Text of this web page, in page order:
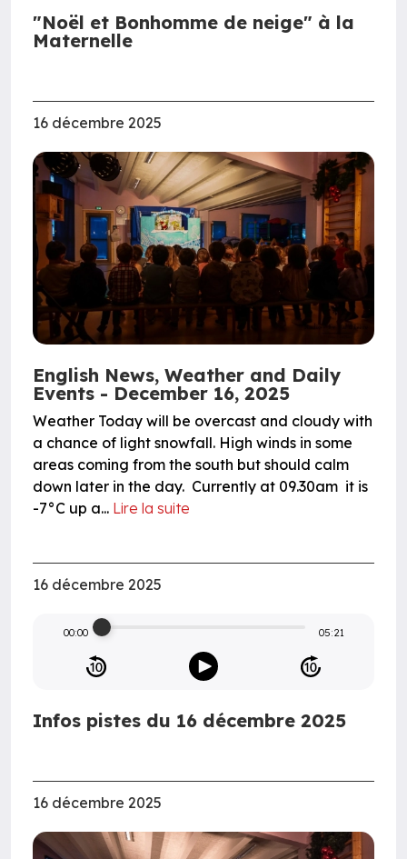
"Noël et Bonhomme de neige" à la
Maternelle
16 décembre 2025
English News, Weather and Daily
Events - December 16, 2025
Weather Today will be overcast and cloudy with
a chance of light snowfall. High winds in some
areas coming from the south but should calm
down later in the day. Currently at 09.30am it is
-7°C up a... Lire la suite
16 décembre 2025
00:00 05:21
Infos pistes du 16 décembre 2025
16 décembre 2025